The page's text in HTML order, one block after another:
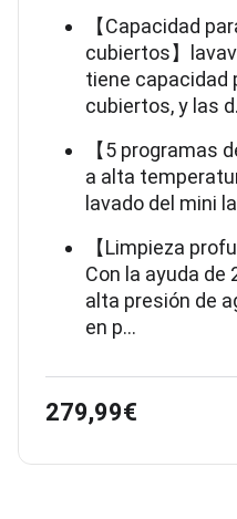
【Capacidad
cubiertos】
tiene capacidad
cubiertos, y las
【5 programas
a alta
lavado del mini
【Limpieza
Con la ayuda de
alta presión de
en p…
279,99€